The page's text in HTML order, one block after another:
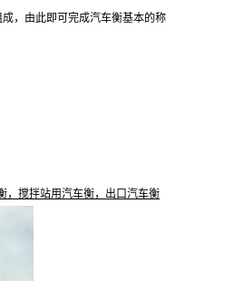
，由此即可完成汽车衡基本的称
，搅拌站用汽车衡，出口汽车衡